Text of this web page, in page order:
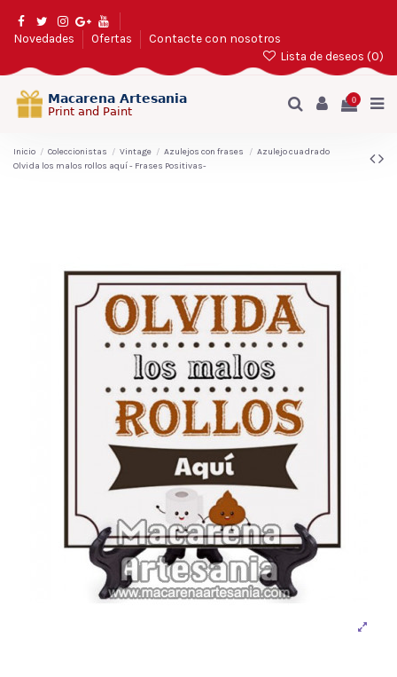
Novedades Ofertas
Contacte con nosotros
Lista de deseos (0)
0
Inicio Coleccionistas Vintage Azulejos con frases
Azulejo cuadrado
Olvida los malos rollos aquí - Frases Positivas-